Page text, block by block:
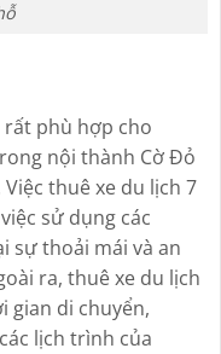
rất phù hợp cho
nội thành Cờ Đỏ
thuê xe du lịch 7
sử dụng các
sự thoải mái và an
ra, thuê xe du lịch
gian di chuyển,
lịch trình của